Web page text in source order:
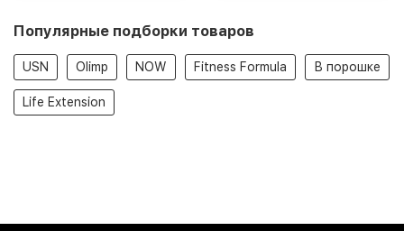
Популярные подборки товаров
USN Olimp NOW Fitness Formula В порошке
Life Extension